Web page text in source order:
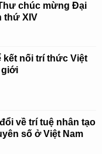
chúc mừng Đại
thứ XIV
kết nối trí thức Việt
giới
về trí tuệ nhân tạo
số ở Việt Nam